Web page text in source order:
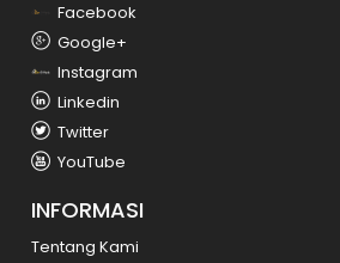
Facebook
Google+
Instagram
Linkedin
Twitter
YouTube
INFORMASI
Tentang Kami